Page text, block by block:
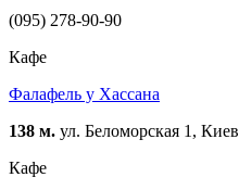
(095) 278-90-90
Кафе
Фалафель у Хассана
138 м. ул. Беломорская 1, Киев
Кафе